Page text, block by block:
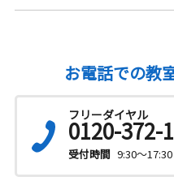
お電話での教
フリーダイヤル
0120-372-
受付時間 9:30～